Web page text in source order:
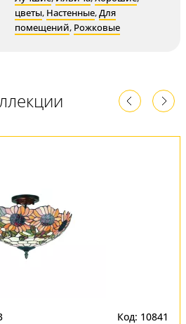
цветы, Настенные,Для
помещений, Рожковые
Код: 10841